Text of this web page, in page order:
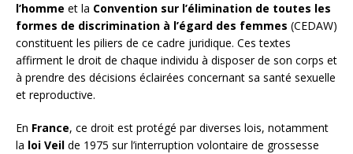
l’homme et la Convention sur l’élimination de toutes les
formes de discrimination à l’égard des femmes (CEDAW)
constituent les piliers de ce cadre juridique. Ces textes
affirment le droit de chaque individu à disposer de son corps et
à prendre des décisions éclairées concernant sa santé sexuelle
et reproductive.
En France, ce droit est protégé par diverses lois, notamment
la loi Veil de 1975 sur l’interruption volontaire de grossesse